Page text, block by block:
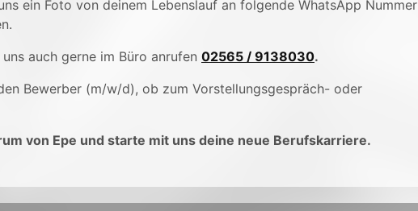
ein Foto von deinem Lebenslauf an folgende WhatsApp Nummer
auch gerne im Büro anrufen 02565 / 9138030.
Bewerber (m/w/d), ob zum Vorstellungsgespräch- oder
von Epe und starte mit uns deine neue Berufskarriere.